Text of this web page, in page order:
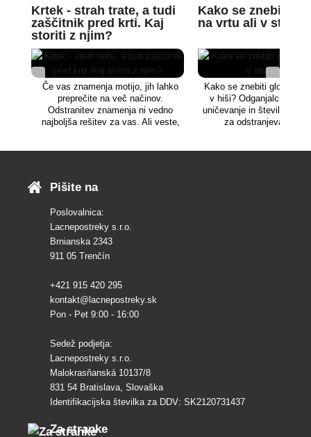
Krtek - strah trate, a tudi
zaščitnik pred krti. Kaj
storiti z njim?
Če vas znamenja motijo, jih lahko
preprečite na več načinov.
Odstranitev znamenja ni vedno
najboljša rešitev za vas. Ali veste,
Kako se znebiti
na vrtu ali v
Kako se znebiti
v hiši? Odganjalci,
uničevanje in številna
za odstranjevanje
Pišite na
Poslovalnica:
Lacnepostreky s.r.o.
Brnianska 2343
911 05 Trenčín
+421 915 420 295
kontakt@lacnepostreky.sk
Pon - Pet 9:00 - 16:00
Sedež podjetja:
Lacnepostreky s.r.o.
Malokrasňanská 10137/8
831 54 Bratislava, Slovaška
Identifikacijska številka za DDV: SK2120731437
Za stranke